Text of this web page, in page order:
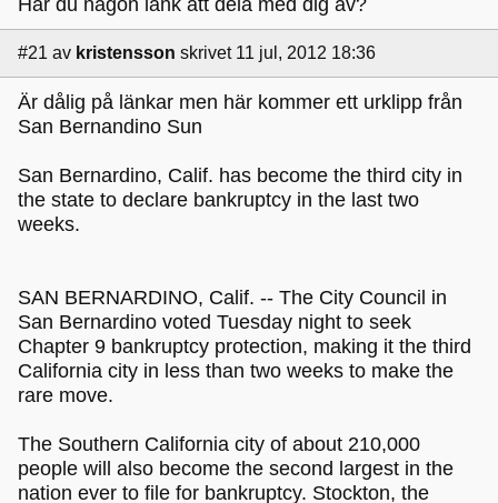
#21 av kristensson skrivet 11 jul, 2012 18:36
Är dålig på länkar men här kommer ett urklipp från
San Bernandino Sun
San Bernardino, Calif. has become the third city in
the state to declare bankruptcy in the last two
weeks.
SAN BERNARDINO, Calif. -- The City Council in
San Bernardino voted Tuesday night to seek
Chapter 9 bankruptcy protection, making it the third
California city in less than two weeks to make the
rare move.
The Southern California city of about 210,000
people will also become the second largest in the
nation ever to file for bankruptcy. Stockton, the